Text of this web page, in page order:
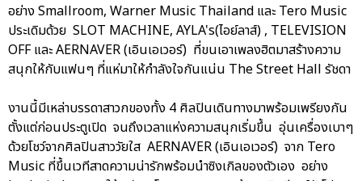
อย่าง Smallroom, Warner Music Thailand และ Tero Music
ประเดิมด้วย SLOT MACHINE, AYLA's(ไอย์ลาส์) , TELEVISION
OFF และ AERNAVER (เอินเอเวอร์) ที่ขนเอาเพลงฮิตมาสร้างความ
สนุกให้กับแฟนๆ ที่แห่มาให้กำลังใจกันแน่น The Street Hall รัชดา
งานนี้มีเหล่าบรรดาสาวกของทั้ง 4 ศิลปินเดินทางมาพร้อมเพรียงกัน
ตั้งแต่ก่อนประตูเปิด จนถึงเวลาแห่งความสนุกเริ่มขึ้น อุ่นเครื่องเบาๆ
ด้วยโชว์จากศิลปินสาววัยใส AERNAVER (เอินเอเวอร์) จาก Tero
Music ที่ขึ้นเวทีสาดความน่ารักพร้อมนำซิงเกิลของตัวเอง อย่าง